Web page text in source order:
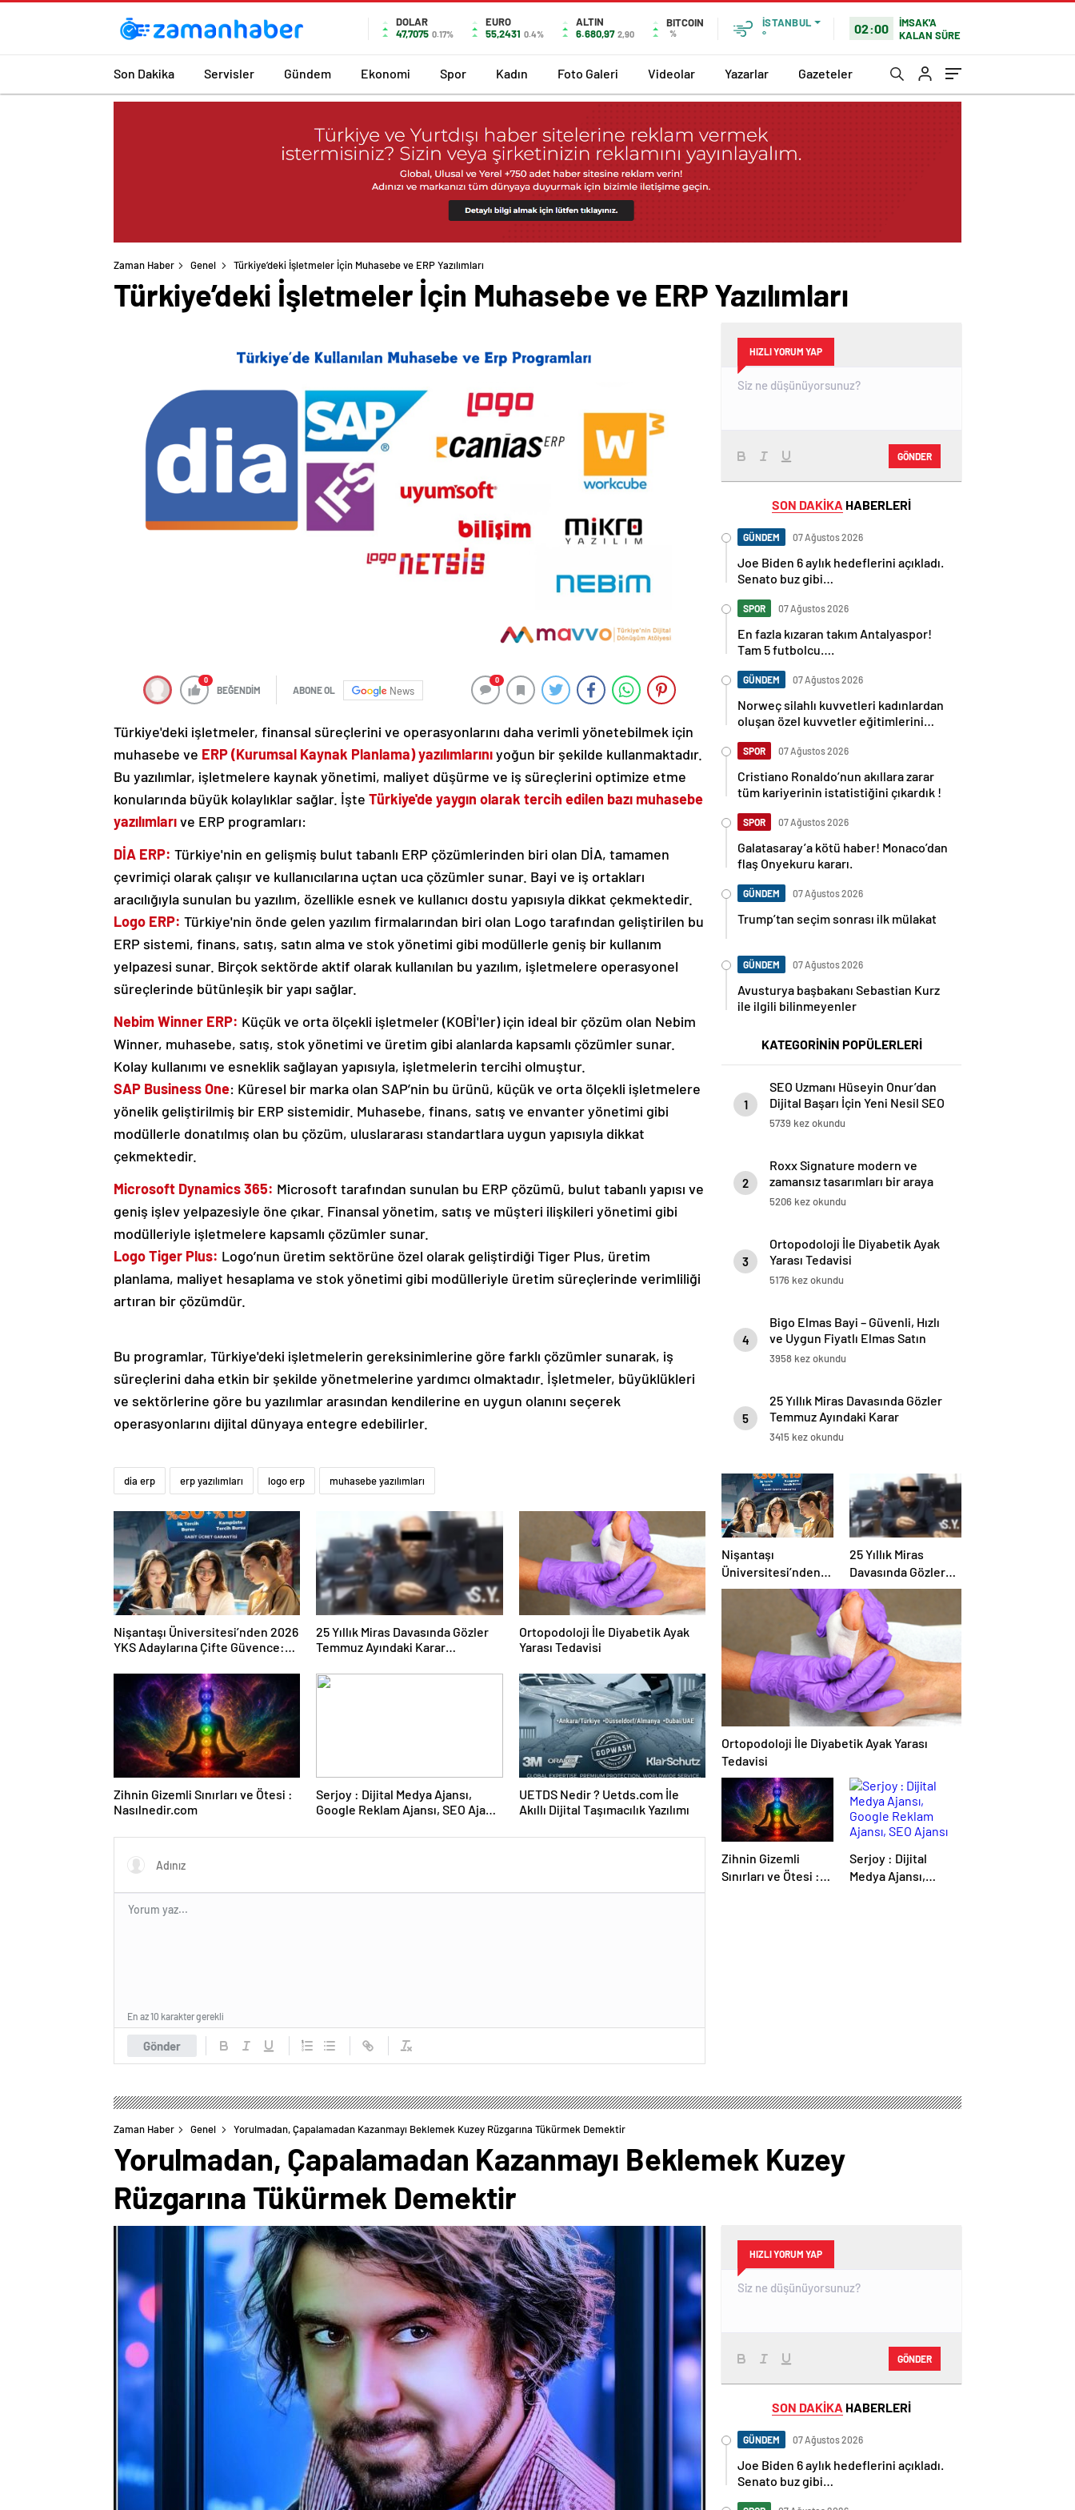
DOLAR
47,7075 0.17%
EURO
55,2431 0.4%
ALTIN
6.680,97 2,90
BITCOIN
%
İSTANBUL
°
02:00
İMSAK'A
KALAN SÜRE
Son Dakika Servisler Gündem Ekonomi Spor Kadın Foto Galeri Videolar Yazarlar Gazeteler
Zaman Haber Genel Türkiye’deki İşletmeler İçin Muhasebe ve ERP Yazılımları
Türkiye’deki İşletmeler İçin Muhasebe ve ERP Yazılımları
0
BEĞENDİM ABONE OL News
0
Türkiye'deki işletmeler, finansal süreçlerini ve operasyonlarını daha verimli yönetebilmek için
muhasebe ve ERP (Kurumsal Kaynak Planlama) yazılımlarınıyoğun bir şekilde kullanmaktadır.
Bu yazılımlar, işletmelere kaynak yönetimi, maliyet düşürme ve iş süreçlerini optimize etme
konularında büyük kolaylıklar sağlar. İşte Türkiye'de yaygın olarak tercih edilen bazı muhasebe
yazılımlarıve ERP programları:
DİA ERP: Türkiye'nin en gelişmiş bulut tabanlı ERP çözümlerinden biri olan DİA, tamamen
çevrimiçi olarak çalışır ve kullanıcılarına uçtan uca çözümler sunar. Bayi ve iş ortakları
aracılığıyla sunulan bu yazılım, özellikle esnek ve kullanıcı dostu yapısıyla dikkat çekmektedir.
Logo ERP: Türkiye'nin önde gelen yazılım firmalarından biri olan Logo tarafından geliştirilen bu
ERP sistemi, finans, satış, satın alma ve stok yönetimi gibi modüllerle geniş bir kullanım
yelpazesi sunar. Birçok sektörde aktif olarak kullanılan bu yazılım, işletmelere operasyonel
süreçlerinde bütünleşik bir yapı sağlar.
Nebim Winner ERP: Küçük ve orta ölçekli işletmeler (KOBİ'ler) için ideal bir çözüm olan Nebim
Winner, muhasebe, satış, stok yönetimi ve üretim gibi alanlarda kapsamlı çözümler sunar.
Kolay kullanımı ve esneklik sağlayan yapısıyla, işletmelerin tercihi olmuştur.
SAP Business One: Küresel bir marka olan SAP’nin bu ürünü, küçük ve orta ölçekli işletmelere
yönelik geliştirilmiş bir ERP sistemidir. Muhasebe, finans, satış ve envanter yönetimi gibi
modüllerle donatılmış olan bu çözüm, uluslararası standartlara uygun yapısıyla dikkat
çekmektedir.
Microsoft Dynamics 365: Microsoft tarafından sunulan bu ERP çözümü, bulut tabanlı yapısı ve
geniş işlev yelpazesiyle öne çıkar. Finansal yönetim, satış ve müşteri ilişkileri yönetimi gibi
modülleriyle işletmelere kapsamlı çözümler sunar.
Logo Tiger Plus: Logo’nun üretim sektörüne özel olarak geliştirdiği Tiger Plus, üretim
planlama, maliyet hesaplama ve stok yönetimi gibi modülleriyle üretim süreçlerinde verimliliği
artıran bir çözümdür.
Bu programlar, Türkiye'deki işletmelerin gereksinimlerine göre farklı çözümler sunarak, iş
süreçlerini daha etkin bir şekilde yönetmelerine yardımcı olmaktadır. İşletmeler, büyüklükleri
ve sektörlerine göre bu yazılımlar arasından kendilerine en uygun olanını seçerek
operasyonlarını dijital dünyaya entegre edebilirler.
dia erp erp yazılımları logo erp muhasebe yazılımları
Nişantaşı Üniversitesi’nden 2026
YKS Adaylarına Çifte Güvence:
25 Yıllık Miras Davasında Gözler
Temmuz Ayındaki Karar
Ortopodoloji İle Diyabetik Ayak
Yarası Tedavisi
Zihnin Gizemli Sınırları ve Ötesi :
Nasılnedir.com
Serjoy : Dijital Medya Ajansı,
Google Reklam Ajansı, SEO Ajansı
UETDS Nedir ? Uetds.com İle
Akıllı Dijital Taşımacılık Yazılımı
Gönder
En az 10 karakter gerekli
HIZLI YORUM YAP
GÖNDER
SON DAKİKA HABERLERİ
GÜNDEM 07 Ağustos 2026
Joe Biden 6 aylık hedeflerini açıkladı.
Senato buz gibi…
SPOR 07 Ağustos 2026
En fazla kızaran takım Antalyaspor!
Tam 5 futbolcu….
GÜNDEM 07 Ağustos 2026
Norweç silahlı kuvvetleri kadınlardan
oluşan özel kuvvetler eğitimlerini
SPOR 07 Ağustos 2026
Cristiano Ronaldo’nun akıllara zarar
tüm kariyerinin istatistiğini çıkardık !
SPOR 07 Ağustos 2026
Galatasaray’a kötü haber! Monaco’dan
flaş Onyekuru kararı.
GÜNDEM 07 Ağustos 2026
Trump’tan seçim sonrası ilk mülakat
GÜNDEM 07 Ağustos 2026
Avusturya başbakanı Sebastian Kurz
ile ilgili bilinmeyenler
KATEGORİNİN POPÜLERLERİ
1
SEO Uzmanı Hüseyin Onur’dan
Dijital Başarı İçin Yeni Nesil SEO
Stratejileri
5739 kez okundu
2
Roxx Signature modern ve
zamansız tasarımları bir araya
getiriyor
5206 kez okundu
3
Ortopodoloji İle Diyabetik Ayak
Yarası Tedavisi
5176 kez okundu
4
Bigo Elmas Bayi – Güvenli, Hızlı
ve Uygun Fiyatlı Elmas Satın
Almanın Yeni Adresi
3958 kez okundu
5
25 Yıllık Miras Davasında Gözler
Temmuz Ayındaki Karar
Duruşmasına Çevrildi
3415 kez okundu
Nişantaşı
Üniversitesi’nden
2026 YKS
Adaylarına Çifte
Ücret ve Kesintisiz
Burs
25 Yıllık Miras
Davasında Gözler
Temmuz Ayındaki
Karar Duruşmasına
Çevrildi
Ortopodoloji İle Diyabetik Ayak Yarası
Tedavisi
Zihnin Gizemli
Sınırları ve Ötesi :
Serjoy : Dijital
Medya Ajansı,
Zaman Haber Genel Yorulmadan, Çapalamadan Kazanmayı Beklemek Kuzey Rüzgarına Tükürmek Demektir
Yorulmadan, Çapalamadan Kazanmayı Beklemek Kuzey
Rüzgarına Tükürmek Demektir
HIZLI YORUM YAP
GÖNDER
SON DAKİKA HABERLERİ
GÜNDEM 07 Ağustos 2026
Joe Biden 6 aylık hedeflerini açıkladı.
Senato buz gibi…